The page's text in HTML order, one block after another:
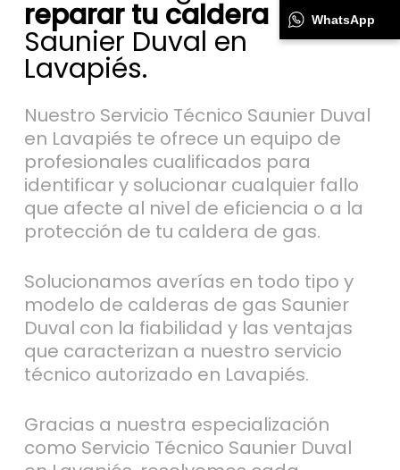
reparar tu caldera
Saunier Duval en
Lavapiés.
Nuestro Servicio Técnico Saunier Duval
en Lavapiés te ofrece un equipo de
profesionales cualificados para
identificar y solucionar cualquier fallo
que afecte al nivel de eficiencia o a la
protección de tu caldera de gas.
Solucionamos averías en todo tipo y
modelo de calderas de gas Saunier
Duval con la fiabilidad y las ventajas
que caracterizan a nuestro servicio
técnico autorizado en Lavapiés.
Gracias a nuestra especialización
como Servicio Técnico Saunier Duval
WhatsApp